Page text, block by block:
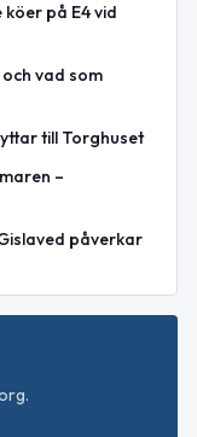
på E4 vid
vad som
till Torghuset
–
påverkar